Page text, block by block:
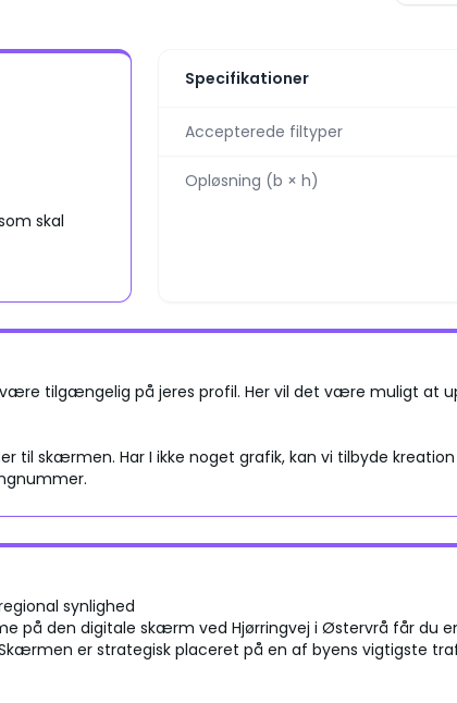
skal
Specifikationer
Accepterede filtyper
Opløsning (b × h)
tilgængelig på jeres profil. Her vil det være muligt at
til skærmen. Har I ikke noget grafik, kan vi tilbyde
synlighed
på den digitale skærm ved Hjørringvej i Østervrå får du
er strategisk placeret på en af byens vigtigste